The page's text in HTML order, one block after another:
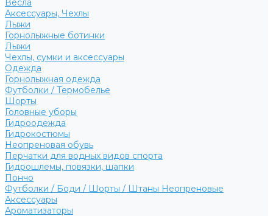
Весла
Аксессуары, Чехлы
Лыжи
Горнолыжные ботинки
Лыжи
Чехлы, сумки и аксессуары
Одежда
Горнолыжная одежда
Футболки / Термобелье
Шорты
Головные уборы
Гидроодежда
Гидрокостюмы
Неопреновая обувь
Перчатки для водных видов спорта
Гидрошлемы, повязки, шапки
Пончо
Футболки / Боди / Шорты / Штаны Неопреновые
Аксессуары
Ароматизаторы